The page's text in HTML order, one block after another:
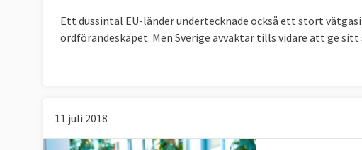
Ett dussintal EU-länder undertecknade också ett stort
ordförandeskapet. Men Sverige avvaktar tills vidare att ge
11 juli 2018